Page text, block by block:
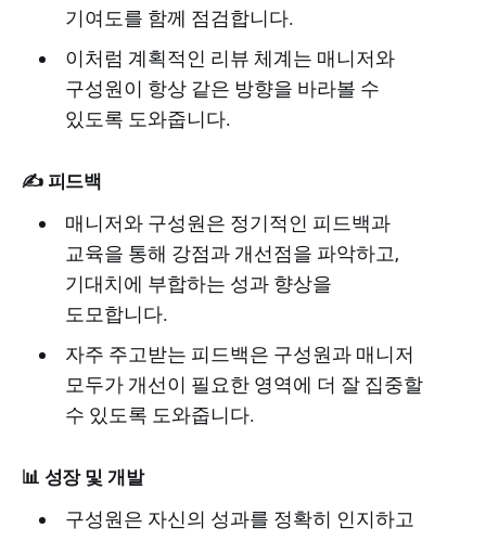
기여도를 함께 점검합니다.
이처럼 계획적인 리뷰 체계는 매니저와
구성원이 항상 같은 방향을 바라볼 수
있도록 도와줍니다.
✍️ 피드백
매니저와 구성원은 정기적인 피드백과
교육을 통해 강점과 개선점을 파악하고,
기대치에 부합하는 성과 향상을
도모합니다.
자주 주고받는 피드백은 구성원과 매니저
모두가 개선이 필요한 영역에 더 잘 집중할
수 있도록 도와줍니다.
📊 성장 및 개발
구성원은 자신의 성과를 정확히 인지하고